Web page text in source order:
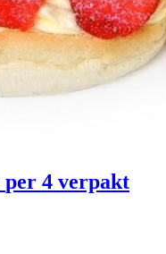
per 4 verpakt